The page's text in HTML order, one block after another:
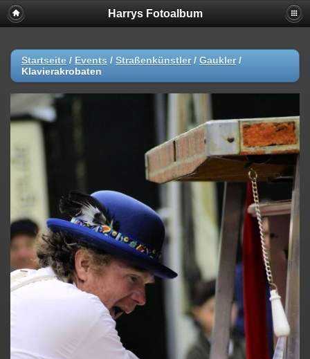
Harrys Fotoalbum
Startseite / Events / Straßenkünstler/ Gaukler/
Klavierakrobaten